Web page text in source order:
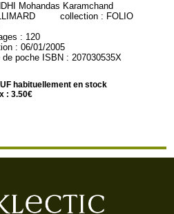
Mohandas Karamchand
collection : FOLIO
: 120
: 06/01/2005
de poche ISBN : 207030535X
habituellement en stock
: 3.50€